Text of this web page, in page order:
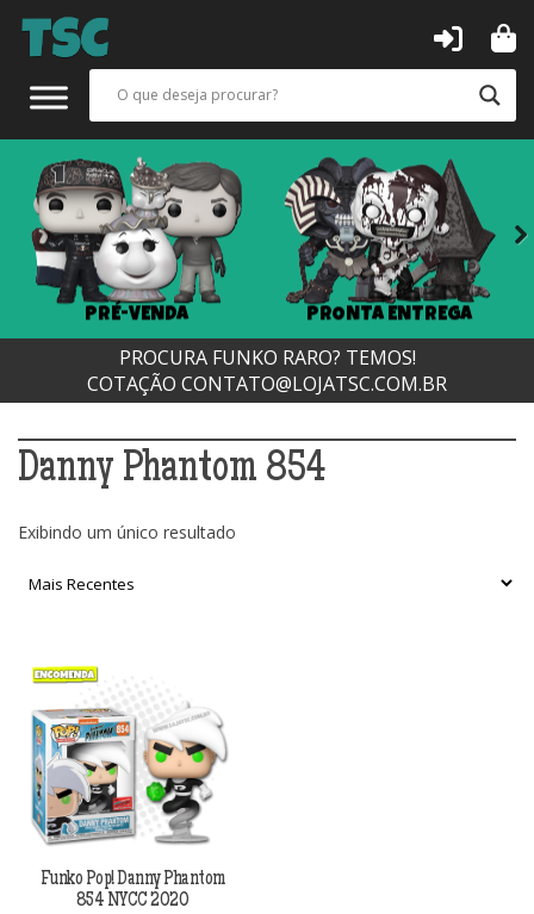
PRÉ-VENDA PRONTA ENTREGA
Next
PROCURA FUNKO RARO? TEMOS!
COTAÇÃO CONTATO@LOJATSC.COM.BR
Danny Phantom 854
Exibindo um único resultado
Funko Pop! Danny Phantom
854 NYCC 2020